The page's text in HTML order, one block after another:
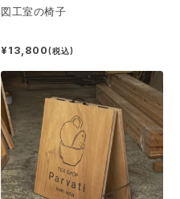
図工室の椅子
¥13,800(税込)